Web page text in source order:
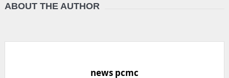
ABOUT THE AUTHOR
news pcmc